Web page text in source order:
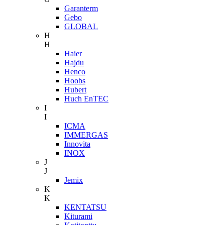
Garanterm
Gebo
GLOBAL
H
H
Haier
Hajdu
Henco
Hoobs
Hubert
Huch EnTEC
I
I
ICMA
IMMERGAS
Innovita
INOX
J
J
Jemix
K
K
KENTATSU
Kiturami